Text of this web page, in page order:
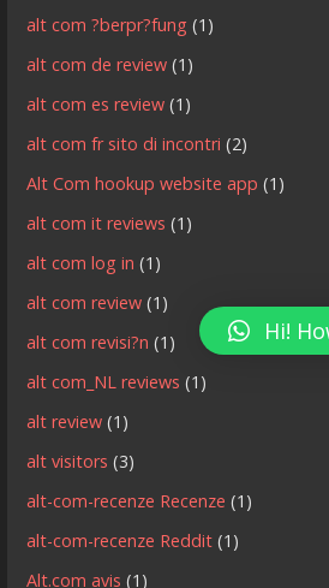
alt com ?berpr?fung (1)
alt com de review (1)
alt com es review (1)
alt com fr sito di incontri (2)
Alt Com hookup website app (1)
alt com it reviews (1)
alt com log in (1)
alt com review (1)
alt com revisi?n (1)
alt com_NL reviews (1)
alt review (1)
alt visitors (3)
alt-com-recenze Recenze (1)
alt-com-recenze Reddit (1)
Alt.com avis (1)
Hi!